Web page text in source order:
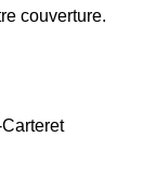
couverture.